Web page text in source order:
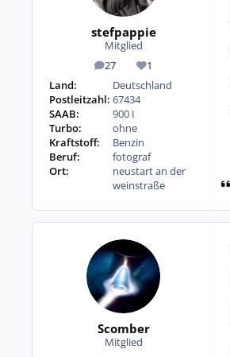
stefpappie
Mitglied
27
Beiträge 1
Reputation
Land:
Deutschland
Postleitzahl: 67434
SAAB:
900 I
Turbo:
ohne
Kraftstoff:
Benzin
Beruf:
fotograf
Ort:
neustart an der
weinstraße
Scomber
Mitglied